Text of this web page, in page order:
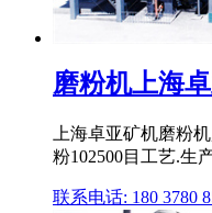
磨粉机上海
上海卓亚矿机磨粉
粉102500目工艺.生
联系电话: 180 3780